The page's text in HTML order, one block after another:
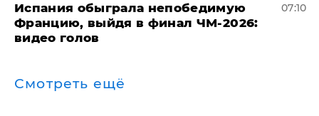
Испания обыграла непобедимую
Францию, выйдя в финал ЧМ-2026:
видео голов
07:10
Смотреть ещё